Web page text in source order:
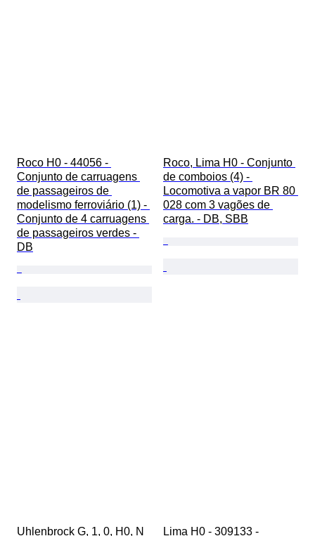
Roco H0 - 44056 -
Conjunto de carruagens
de passageiros de
modelismo ferroviário (1) -
Conjunto de 4 carruagens
de passageiros verdes -
DB
Roco, Lima H0 - Conjunto
de comboios (4) -
Locomotiva a vapor BR 80
028 com 3 vagões de
carga. - DB, SBB
Uhlenbrock G, 1, 0, H0, N Lima H0 - 309133 -